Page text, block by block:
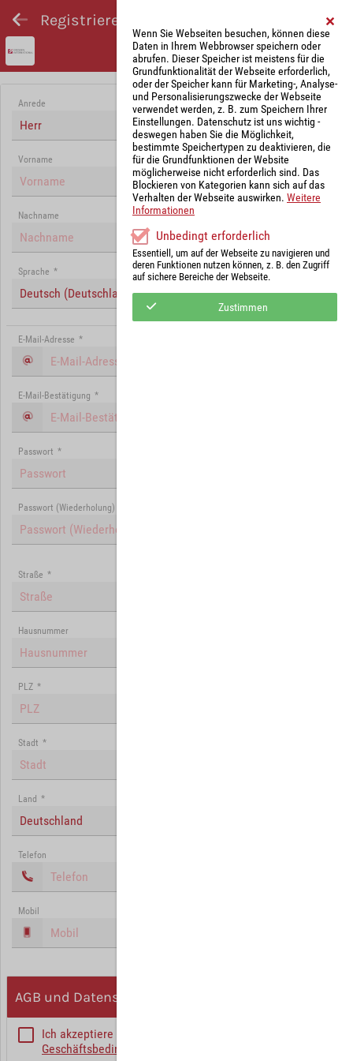
Registrieren und Angebot abgeben
Anrede
Herr
Vorname
Nachname
Sprache *
Deutsch (Deutschland)
E-Mail-Adresse *
E-Mail-Bestätigung *
Passwort *
Passwort (Wiederholung)
Straße *
Hausnummer
PLZ *
Stadt *
Land *
Deutschland
Telefon
Mobil
AGB und Datenschutz
Ich akzeptiere die
Geschäftsbedingungen
Wenn Sie Webseiten besuchen, können diese
Daten in Ihrem Webbrowser speichern oder
abrufen. Dieser Speicher ist meistens für die
Grundfunktionalität der Webseite erforderlich,
oder der Speicher kann für Marketing-, Analyse-
und Personalisierungszwecke der Webseite
verwendet werden, z. B. zum Speichern Ihrer
Einstellungen. Datenschutz ist uns wichtig -
deswegen haben Sie die Möglichkeit,
bestimmte Speichertypen zu deaktivieren, die
für die Grundfunktionen der Website
möglicherweise nicht erforderlich sind. Das
Blockieren von Kategorien kann sich auf das
Verhalten der Webseite auswirken. Weitere
Informationen
Unbedingt erforderlich
Essentiell, um auf der Webseite zu navigieren und
deren Funktionen nutzen können, z. B. den Zugriff
auf sichere Bereiche der Webseite.
Zustimmen